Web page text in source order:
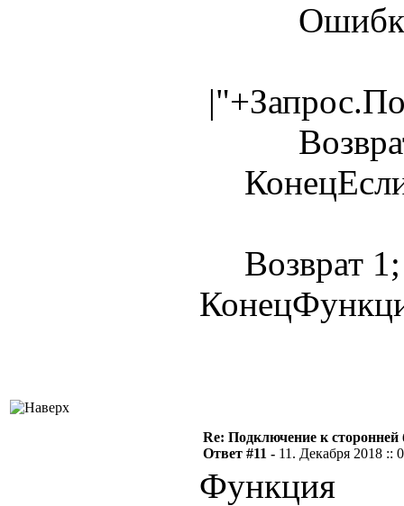
Возврат 1;
Re: Подключение к сторонней
Ответ #11 - 11. Декабря 2018 ::
Функция